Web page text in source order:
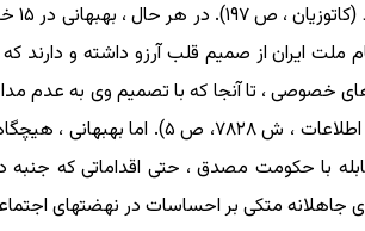
امور سیاسی فاصله می گرفت ـ هرچند گفته شده است که
ایران از صمیم قلب آرزو داشته و دارند
خصوصی ، تا آنجا که با تصمیم وی به عدم
در امور سیاسی مخالفت نداشته است ، شخصاً رئیس دولت (دکتر مصدق ) را به اقدام برای ملی شدن نفت ترغیب کرده است ( اطلاعات ، ش ۷۸۲۸، ص
با حکومت مصدق ، حتی اقداماتی که جنبه
جاهلانه متکی بر احساسات در نهضتهای